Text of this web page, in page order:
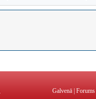
Galvenā Forums